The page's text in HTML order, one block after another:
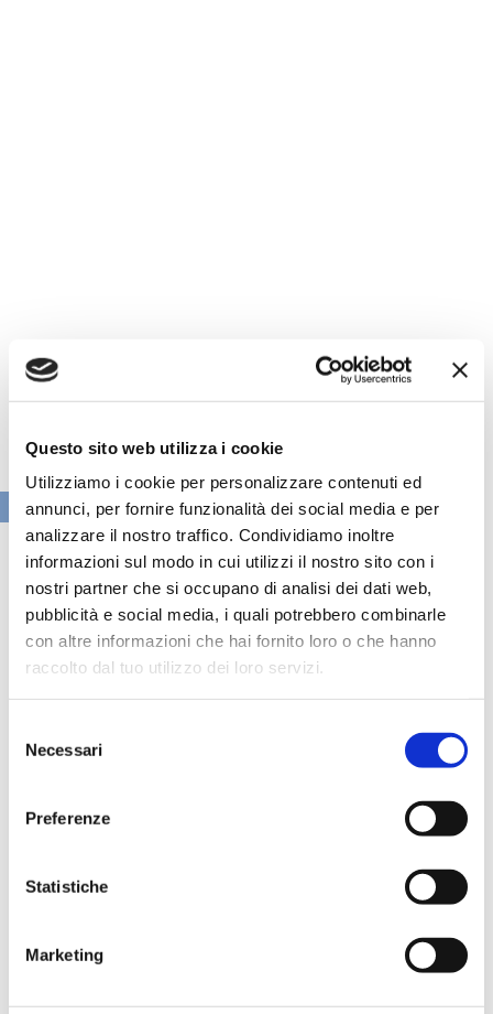
Questo sito web utilizza i cookie
Utilizziamo i cookie per personalizzare contenuti ed
annunci, per fornire funzionalità dei social media e per
analizzare il nostro traffico. Condividiamo inoltre
informazioni sul modo in cui utilizzi il nostro sito con i
nostri partner che si occupano di analisi dei dati web,
pubblicità e social media, i quali potrebbero combinarle
con altre informazioni che hai fornito loro o che hanno
raccolto dal tuo utilizzo dei loro servizi.
delNecessari
Preferenze
Statistiche
Marketing
VAI ALLA SEZIONE BANCHE NEWS